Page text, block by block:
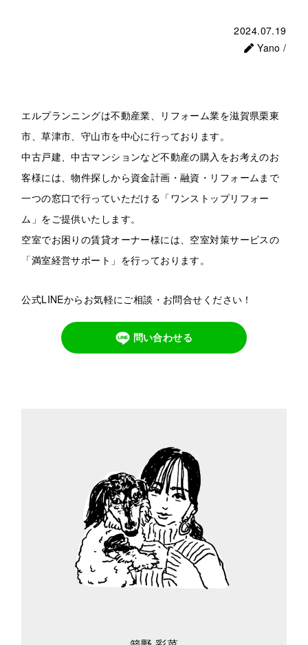
2024.07.19
Yano /
エルプランニングは不動産業、リフォーム業を滋賀県栗東
市、草津市、守山市を中心に行っております。
中古戸建、中古マンションなど不動産の購入をお考えのお
客様には、物件探しから資金計画・融資・リフォームまで
一つの窓口で行っていただける「ワンストップリフォー
ム」をご提供いたします。
空室でお困りの賃貸オーナー様には、空室対策サービスの
「満室経営サポート」を行っております。
公式LINEからお気軽にご相談・お問合せください！
問い合わせる